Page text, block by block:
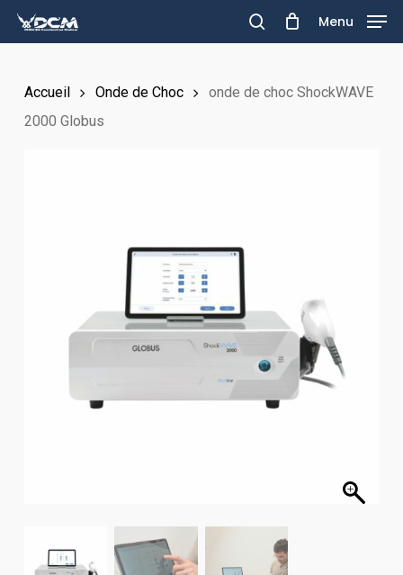
Skip
to
content
search
Menu
Accueil Onde de Choc
onde de choc ShockWAVE
2000 Globus